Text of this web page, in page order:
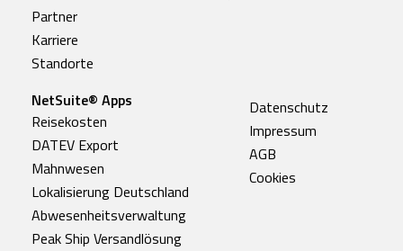
Partner
Karriere
Standorte
NetSuite® Apps
Reisekosten
DATEV Export
Mahnwesen
Lokalisierung Deutschland
Abwesenheitsverwaltung
Peak Ship Versandlösung
Datenschutz
Impressum
AGB
Cookies